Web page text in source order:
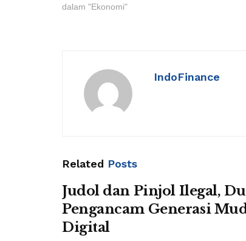
dalam rangka meningkatkan kualitas
disampaikan Menkeu saat…
dalam "Ekonomi"
IndoFinance
Related Posts
Judol dan Pinjol Ilegal,
Pengancam Generasi
Digital